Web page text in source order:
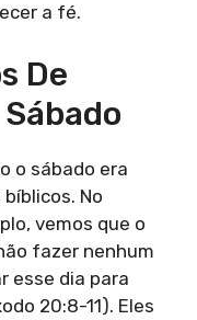
a fé.
De
o sábado era
No
vemos que o
fazer nenhum
esse dia para
20:8-11). Eles